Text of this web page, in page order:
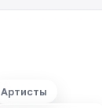
Артисты